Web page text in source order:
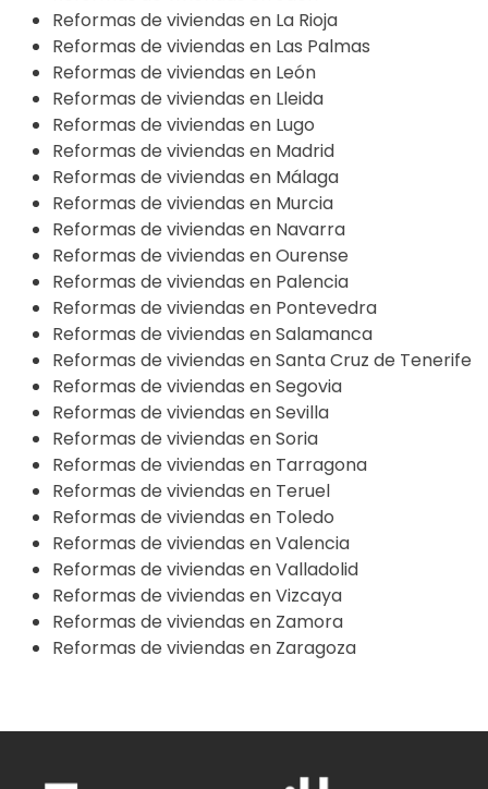
Reformas de viviendas en La Rioja
Reformas de viviendas en Las Palmas
Reformas de viviendas en León
Reformas de viviendas en Lleida
Reformas de viviendas en Lugo
Reformas de viviendas en Madrid
Reformas de viviendas en Málaga
Reformas de viviendas en Murcia
Reformas de viviendas en Navarra
Reformas de viviendas en Ourense
Reformas de viviendas en Palencia
Reformas de viviendas en Pontevedra
Reformas de viviendas en Salamanca
Reformas de viviendas en Santa Cruz de Tenerife
Reformas de viviendas en Segovia
Reformas de viviendas en Sevilla
Reformas de viviendas en Soria
Reformas de viviendas en Tarragona
Reformas de viviendas en Teruel
Reformas de viviendas en Toledo
Reformas de viviendas en Valencia
Reformas de viviendas en Valladolid
Reformas de viviendas en Vizcaya
Reformas de viviendas en Zamora
Reformas de viviendas en Zaragoza